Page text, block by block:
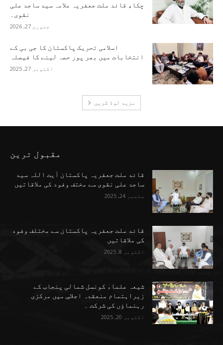
چکا، قائد ملت جعفریہ علامہ سید ساجد علی
نقوی۔
جنوری 27, 2026
اسلامی تحریک پاکستان کا جی بی کے
انتخابات میں بھر پور حصہ لینے کا فیصلہ
اکتوبر 27, 2025
مزید لوڈ کریں
مقبول ترین
قائد ملت جعفریہ پاکستان آیت اللہ سید
ساجد علی نقوی سے مختف وفود کی ملاقاتیں
ستمبر 24, 2025
قائد ملت جعفریہ پاکستان سے مختلف وفود
کی ملاقاتیں
اکتوبر 8, 2025
شیعہ علماء کونسل شمالی پنجاب کے
زیراہتمام منعقدہ اجلاسِ میں مرکزی
رہنماؤں کی شرکت ۔
اکتوبر 20, 2025